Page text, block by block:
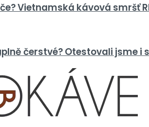
Vietnamská kávová smršť
čerstvé? Otestovali jsme i